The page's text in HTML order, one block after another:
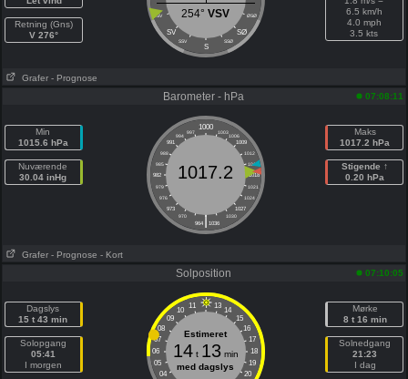
Retning (Gns)
V 276°
VSV ØSØ
SV SØ
SSV SSØ
S
254°VSV
6.5 km/h
4.0 mph
3.5 kts
Grafer - Prognose
Barometer - hPa 07:08:11
Min
1015.6 hPa
Nuværende
30.04 inHg
1000
997 1003
994
1006
991
1009
988
1012
985
1015
982
1018
979
1021
976
1024
973
1027
970
1030
|
964 1036
1017.2
Maks
1017.2 hPa
Stigende ↑
0.20 hPa
Grafer - Prognose - Kort
Solposition 07:10:05
Dagslys
15 t 43 min
Solopgang
05:41
I morgen
11 13
10
14
09
15
08
16
07
17
06
18
05
19
04
20
Estimeret
14t 13min
med dagslys
Mørke
8 t 16 min
Solnedgang
21:23
I dag